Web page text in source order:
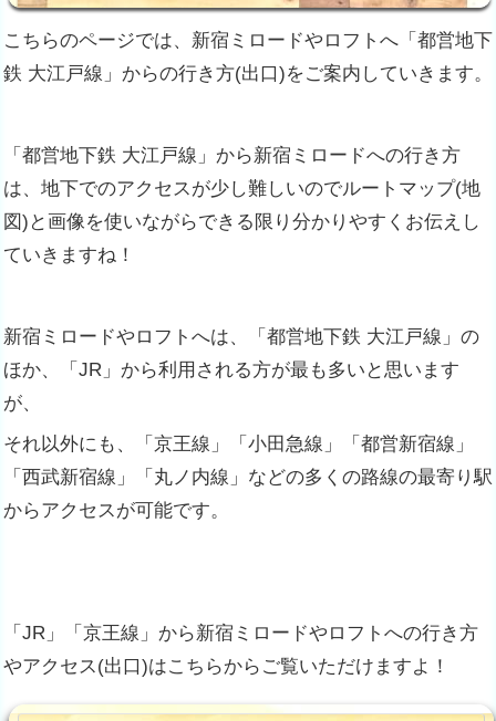
こちらのページでは、新宿ミロードやロフトへ「都営地下
鉄 大江戸線」からの行き方(出口)をご案内していきます。
「都営地下鉄 大江戸線」から新宿ミロードへの行き方
は、地下でのアクセスが少し難しいのでルートマップ(地
図)と画像を使いながらできる限り分かりやすくお伝えし
ていきますね！
新宿ミロードやロフトへは、「都営地下鉄 大江戸線」の
ほか、「JR」から利用される方が最も多いと思います
が、
それ以外にも、「京王線」「小田急線」「都営新宿線」
「西武新宿線」「丸ノ内線」などの多くの路線の最寄り駅
からアクセスが可能です。
「JR」「京王線」から新宿ミロードやロフトへの行き方
やアクセス(出口)はこちらからご覧いただけますよ！